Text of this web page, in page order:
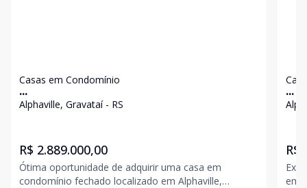
Casas em Condomínio
...
Alphaville, Gravataí - RS
R$ 2.889.000,00
Ótima oportunidade de adquirir uma casa em
condomínio fechado localizado em Alphaville,
...
R$
em